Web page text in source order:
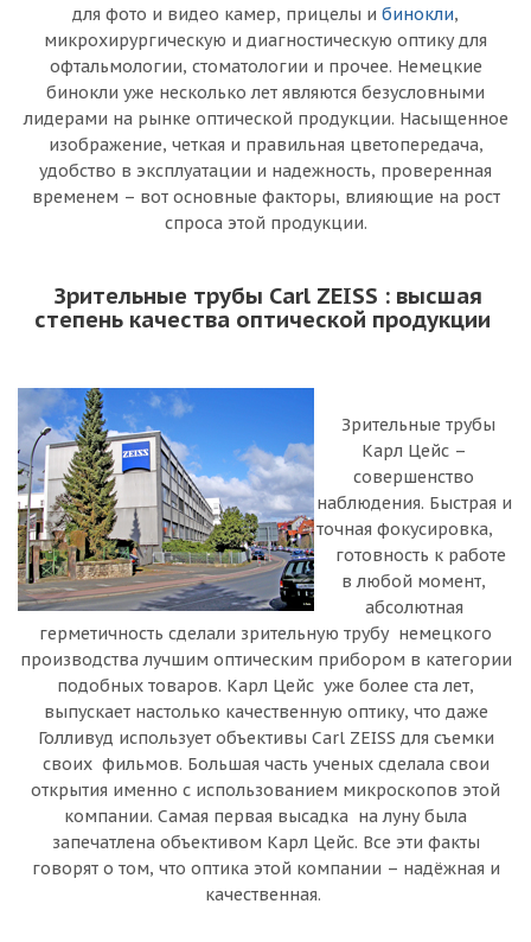
для фото и видео камер, прицелы и бинокли,
микрохирургическую и диагностическую оптику для
офтальмологии, стоматологии и прочее. Немецкие
бинокли уже несколько лет являются безусловными
лидерами на рынке оптической продукции. Насыщенное
изображение, четкая и правильная цветопередача,
удобство в эксплуатации и надежность, проверенная
временем – вот основные факторы, влияющие на рост
спроса этой продукции.
Зрительные трубы Carl ZEISS : высшая
степень качества оптической продукции
Зрительные трубы
Карл Цейс –
совершенство
наблюдения. Быстрая и
точная фокусировка,
готовность к работе
в любой момент,
абсолютная
герметичность сделали зрительную трубу немецкого
производства лучшим оптическим прибором в категории
подобных товаров. Карл Цейс уже более ста лет,
выпускает настолько качественную оптику, что даже
Голливуд использует объективы Carl ZEISS для съемки
своих фильмов. Большая часть ученых сделала свои
открытия именно с использованием микроскопов этой
компании. Самая первая высадка на луну была
запечатлена объективом Карл Цейс. Все эти факты
говорят о том, что оптика этой компании – надёжная и
качественная.